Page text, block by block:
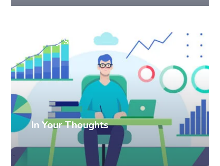
In Your Thoughts
Branding SEO Web